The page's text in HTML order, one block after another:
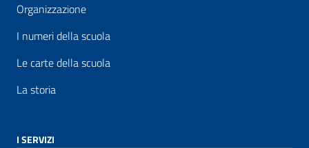
Organizzazione
I numeri della scuola
Le carte della scuola
La storia
I SERVIZI